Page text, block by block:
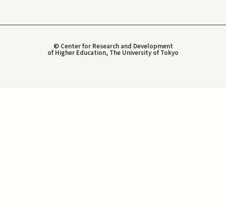
© Center for Research and Development
of Higher Education, The University of Tokyo